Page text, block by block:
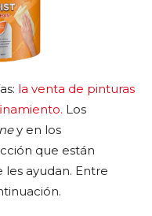
la venta de pinturas
Los
y en los
que están
ayudan. Entre